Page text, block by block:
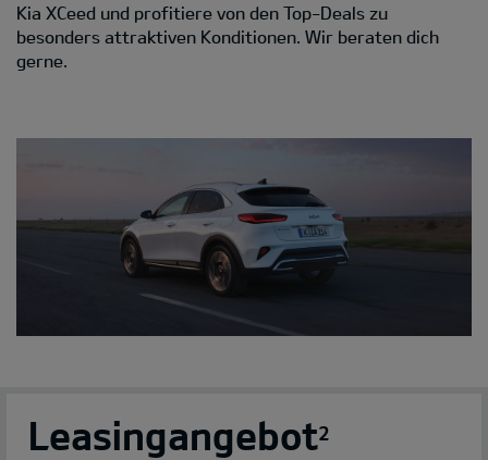
Kia XCeed und profitiere von den Top-Deals zu
besonders attraktiven Konditionen. Wir beraten dich
gerne.
Leasingangebot2